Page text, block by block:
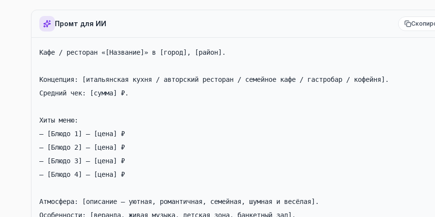
Промт для ИИ
Кафе / ресторан «[Название]» в [город], [район].
Концепция: [итальянская кухня / авторский ресторан / семейное кафе / гастробар / кофейня].
Средний чек: [сумма] ₽.
Хиты меню:
— [Блюдо 1] — [цена] ₽
— [Блюдо 2] — [цена] ₽
— [Блюдо 3] — [цена] ₽
— [Блюдо 4] — [цена] ₽
Атмосфера: [описание — уютная, романтичная, семейная, шумная и весёлая].
Особенности: [веранда, живая музыка, детская зона, банкетный зал].